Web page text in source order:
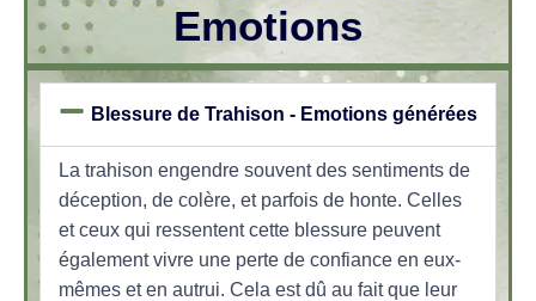
Emotions
Blessure de Trahison - Emotions générées
La trahison engendre souvent des sentiments de
déception, de colère, et parfois de honte. Celles
et ceux qui ressentent cette blessure peuvent
également vivre une perte de confiance en eux-
mêmes et en autrui. Cela est dû au fait que leur